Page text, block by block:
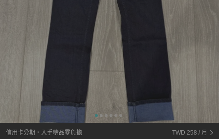
信用卡分期・入手精品零負擔 TWD 258 / 月